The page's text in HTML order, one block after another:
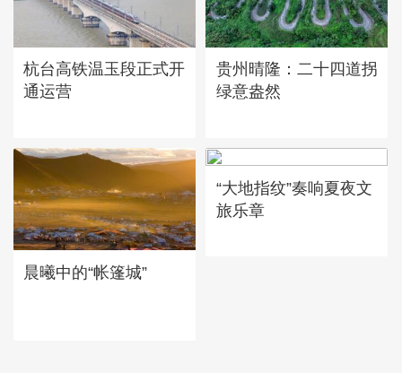
杭台高铁温玉段正式开
通运营
贵州晴隆：二十四道拐
绿意盎然
晨曦中的“帐篷城”
“大地指纹”奏响夏夜文
旅乐章